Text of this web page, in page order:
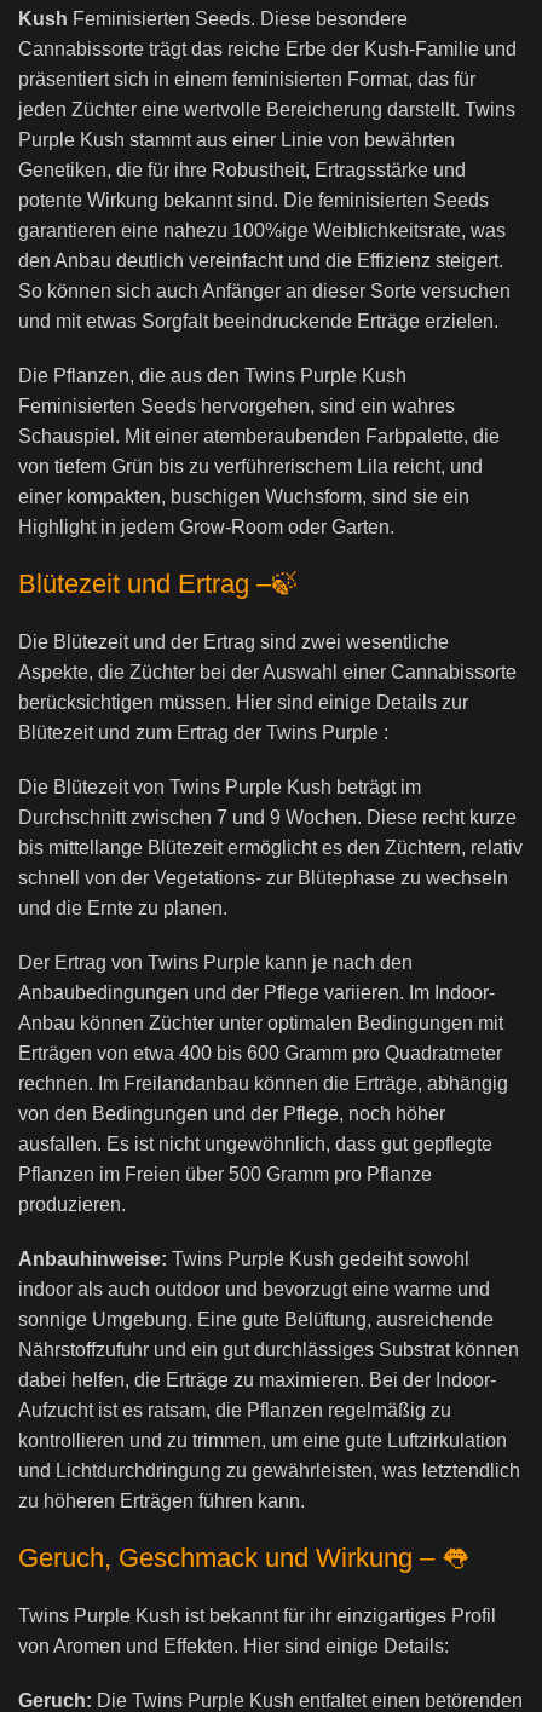
Kush Feminisierten Seeds. Diese besondere
Cannabissorte trägt das reiche Erbe der Kush-Familie und
präsentiert sich in einem feminisierten Format, das für
jeden Züchter eine wertvolle Bereicherung darstellt. Twins
Purple Kush stammt aus einer Linie von bewährten
Genetiken, die für ihre Robustheit, Ertragsstärke und
potente Wirkung bekannt sind. Die feminisierten Seeds
garantieren eine nahezu 100%ige Weiblichkeitsrate, was
den Anbau deutlich vereinfacht und die Effizienz steigert.
So können sich auch Anfänger an dieser Sorte versuchen
und mit etwas Sorgfalt beeindruckende Erträge erzielen.
Die Pflanzen, die aus den Twins Purple Kush
Feminisierten Seeds hervorgehen, sind ein wahres
Schauspiel. Mit einer atemberaubenden Farbpalette, die
von tiefem Grün bis zu verführerischem Lila reicht, und
einer kompakten, buschigen Wuchsform, sind sie ein
Highlight in jedem Grow-Room oder Garten.
Blütezeit und Ertrag –🍃
Die Blütezeit und der Ertrag sind zwei wesentliche
Aspekte, die Züchter bei der Auswahl einer Cannabissorte
berücksichtigen müssen. Hier sind einige Details zur
Blütezeit und zum Ertrag der Twins Purple :
Die Blütezeit von Twins Purple Kush beträgt im
Durchschnitt zwischen 7 und 9 Wochen. Diese recht kurze
bis mittellange Blütezeit ermöglicht es den Züchtern, relativ
schnell von der Vegetations- zur Blütephase zu wechseln
und die Ernte zu planen.
Der Ertrag von Twins Purple kann je nach den
Anbaubedingungen und der Pflege variieren. Im Indoor-
Anbau können Züchter unter optimalen Bedingungen mit
Erträgen von etwa 400 bis 600 Gramm pro Quadratmeter
rechnen. Im Freilandanbau können die Erträge, abhängig
von den Bedingungen und der Pflege, noch höher
ausfallen. Es ist nicht ungewöhnlich, dass gut gepflegte
Pflanzen im Freien über 500 Gramm pro Pflanze
produzieren.
Anbauhinweise: Twins Purple Kush gedeiht sowohl
indoor als auch outdoor und bevorzugt eine warme und
sonnige Umgebung. Eine gute Belüftung, ausreichende
Nährstoffzufuhr und ein gut durchlässiges Substrat können
dabei helfen, die Erträge zu maximieren. Bei der Indoor-
Aufzucht ist es ratsam, die Pflanzen regelmäßig zu
kontrollieren und zu trimmen, um eine gute Luftzirkulation
und Lichtdurchdringung zu gewährleisten, was letztendlich
zu höheren Erträgen führen kann.
Geruch, Geschmack und Wirkung – 👅
Twins Purple Kush ist bekannt für ihr einzigartiges Profil
von Aromen und Effekten. Hier sind einige Details:
Geruch: Die Twins Purple Kush entfaltet einen betörenden